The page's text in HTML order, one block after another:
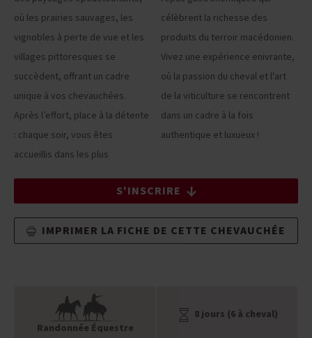
où les prairies sauvages, les
vignobles à perte de vue et les
villages pittoresques se
succèdent, offrant un cadre
unique à vos chevauchées.
Après l’effort, place à la détente
: chaque soir, vous êtes
accueillis dans les plus
célèbrent la richesse des
produits du terroir macédonien.
Vivez une expérience enivrante,
où la passion du cheval et l'art
de la viticulture se rencontrent
dans un cadre à la fois
authentique et luxueux !
S'INSCRIRE
IMPRIMER LA FICHE DE CETTE CHEVAUCHÉE
Randonnée Équestre
8 jours (6 à cheval)